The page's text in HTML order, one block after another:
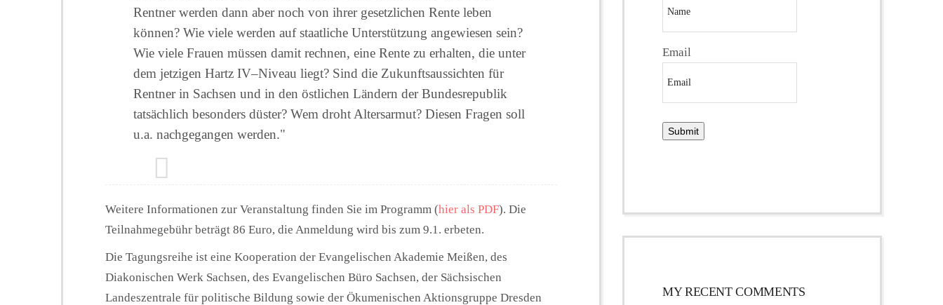
Rentner werden dann aber noch von ihrer gesetzlichen Rente leben
können? Wie viele werden auf staatliche Unterstützung angewiesen sein?
Wie viele Frauen müssen damit rechnen, eine Rente zu erhalten, die unter
dem jetzigen Hartz IV–Niveau liegt? Sind die Zukunftsaussichten für
Rentner in Sachsen und in den östlichen Ländern der Bundesrepublik
tatsächlich besonders düster? Wem droht Altersarmut? Diesen Fragen soll
u.a. nachgegangen werden."
Weitere Informationen zur Veranstaltung finden Sie im Programm (hier als PDF). Die
Teilnahmegebühr beträgt 86 Euro, die Anmeldung wird bis zum 9.1. erbeten.
Die Tagungsreihe ist eine Kooperation der Evangelischen Akademie Meißen, des
Diakonischen Werk Sachsen, des Evangelischen Büro Sachsen, der Sächsischen
Landeszentrale für politische Bildung sowie der Ökumenischen Aktionsgruppe Dresden
Email
MY RECENT COMMENTS